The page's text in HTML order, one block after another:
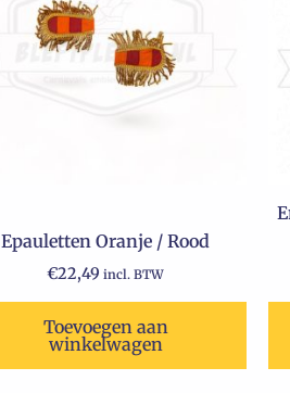
Epauletten Oranje / Rood
€22,49 incl. BTW
Toevoegen aan
winkelwagen